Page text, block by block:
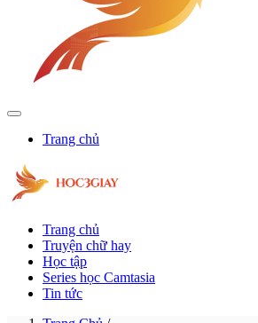
Trang chủ
Trang chủ
Truyện chữ hay
Học tập
Series học Camtasia
Tin tức